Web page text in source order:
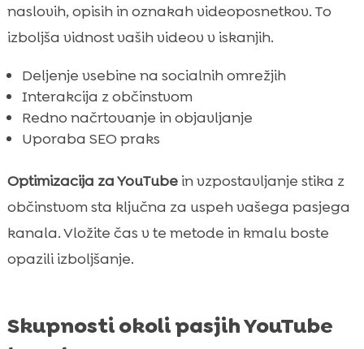
naslovih, opisih in oznakah videoposnetkov. To
izboljša vidnost vaših videov v iskanjih.
Deljenje vsebine na socialnih omrežjih
Interakcija z občinstvom
Redno načrtovanje in objavljanje
Uporaba SEO praks
Optimizacija za YouTubein vzpostavljanje stika z
občinstvom sta ključna za uspeh vašega pasjega
kanala. Vložite čas v te metode in kmalu boste
opazili izboljšanje.
Skupnosti okoli pasjih YouTube